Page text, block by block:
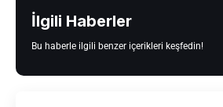
İlgili Haberler
Bu haberle ilgili benzer içerikleri keşfedin!